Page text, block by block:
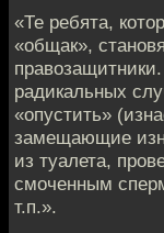
«Те ребята,
«общак»,
радикальных
«опустить»
замещающие
из туалета,
смоченным
т.п.».